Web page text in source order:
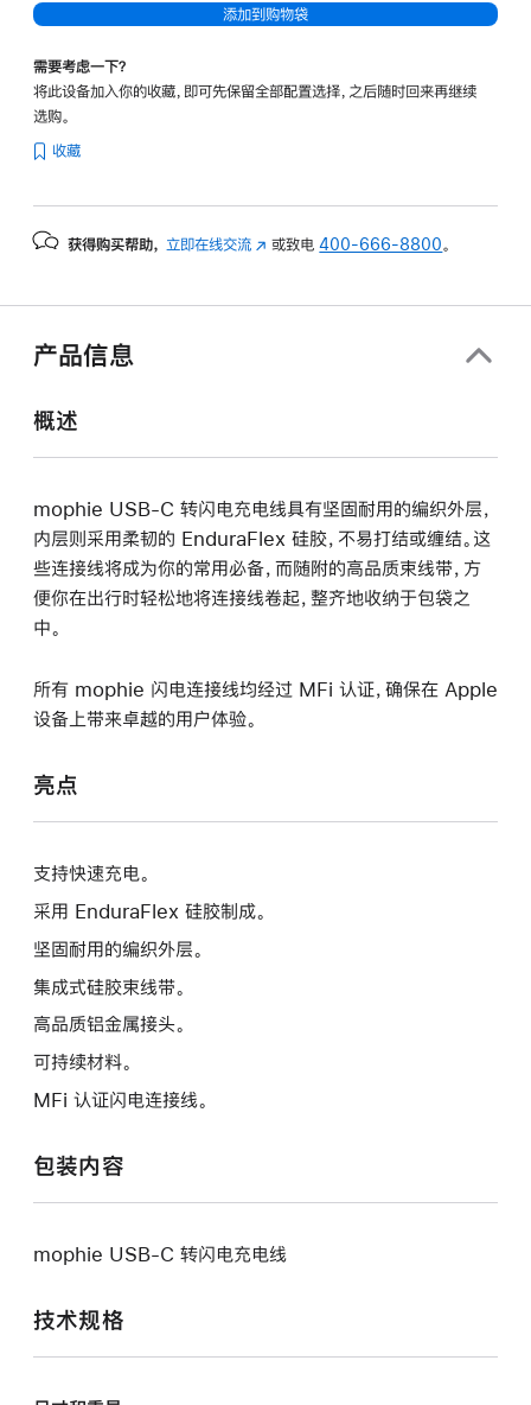
添加到购物袋
需要考虑一下？
将此设备加入你的收藏，即可先保留全部配置选择，之后随时回来再继续
选购。
收藏
获得购买帮助， 立即在线交流 (在 或致电400-666-8800。
产品信息
概述
mophie USB-C 转闪电充电线具有坚固耐用的编织外层，
内层则采用柔韧的 EnduraFlex 硅胶，不易打结或缠结。这
些连接线将成为你的常用必备，而随附的高品质束线带，方
便你在出行时轻松地将连接线卷起，整齐地收纳于包袋之
中。
所有 mophie 闪电连接线均经过 MFi 认证，确保在 Apple
设备上带来卓越的用户体验。
亮点
支持快速充电。
采用 EnduraFlex 硅胶制成。
坚固耐用的编织外层。
集成式硅胶束线带。
高品质铝金属接头。
可持续材料。
MFi 认证闪电连接线。
包装内容
mophie USB-C 转闪电充电线
技术规格